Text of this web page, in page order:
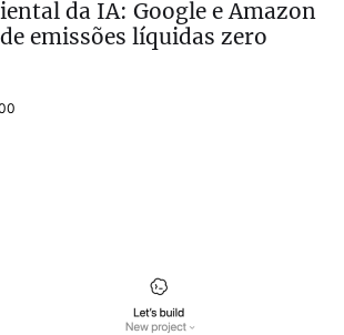
da IA: Google e Amazon
emissões líquidas zero